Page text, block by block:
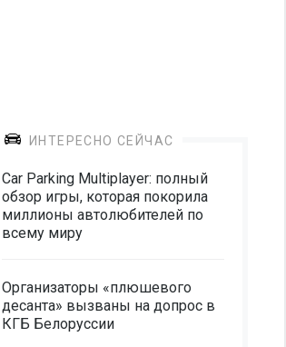
ИНТЕРЕСНО СЕЙЧАС
Car Parking Multiplayer: полный
обзор игры, которая покорила
миллионы автолюбителей по
всему миру
Организаторы «плюшевого
десанта» вызваны на допрос в
КГБ Белоруссии